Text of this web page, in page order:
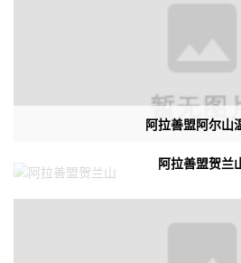
内容为狩猎、放牧、战斗、神佛、日月星辰
社会生活的形态、自然环境风貌。其题材之
国西北古代艺术的画廊，是世界最古老的艺
研究专家盖山林曾赞赏曼德拉山岩画为“美术
阿拉善盟阿尔山
阿拉善盟贺兰